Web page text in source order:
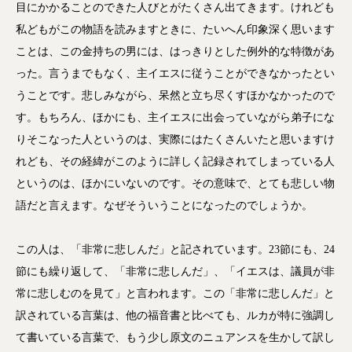
目にかかることのできた人びとがたくさん出てきます。けれども
私どもがこの物語を読みますときに、たいへん印象深く思います
ことは、この金持ちの男には、はっきりとした例外的な特徴があ
った。言うまでもなく、主イエスに従うことができなかったとい
うことです。悲しみながら、呆然と立ち尽くすほかなかったので
す。もちろん、ほかにも、主イエスに出会っていながら弟子にな
りそこなった人というのは、実際にはたくさんいたと思いますけ
れども、その経緯がこのように詳しく記録されてしまっている人
というのは、ほかにいないのです。その意味で、とても悲しい物
語だと言えます。なぜそういうことになったのでしょうか。
この人は、「非常に悲しんだ」と記されています。23節にも、24
節にも繰り返して、「非常に悲しんだ」、「イエスは、議員が非
常に悲しむのを見て」と言われます。この「非常に悲しんだ」と
訳されている言葉は、他の福音書と比べても、ルカが特に強調し
て書いている言葉で、もう少し原文のニュアンスを生かして訳し